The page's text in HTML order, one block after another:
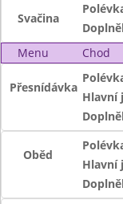
Svačina
Menu
Chod
Přesnídávka
Hlavní
Oběd
Hlavní